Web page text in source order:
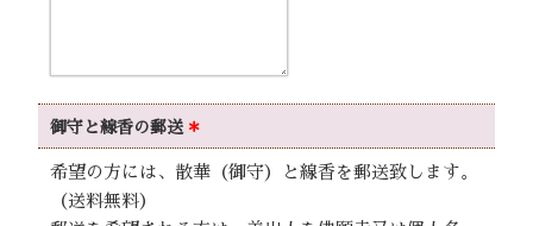
御守と線香の郵送 ＊
希望の方には、散華（御守）と線香を郵送致します。
（送料無料）